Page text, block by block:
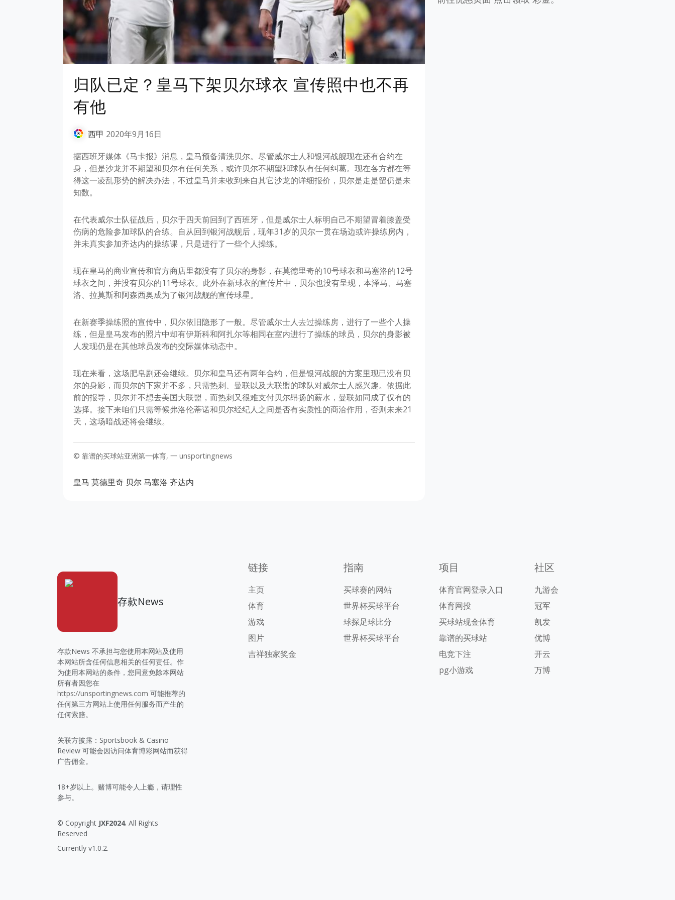
归队已定？皇马下架贝尔球衣 宣传照中也不再
有他
西甲 2020年9月16日
据西班牙媒体《马卡报》消息，皇马预备清洗贝尔。尽管威尔士人和银河战舰现在还有合约在
身，但是沙龙并不期望和贝尔有任何关系，或许贝尔不期望和球队有任何纠葛。现在各方都在等
得这一凌乱形势的解决办法，不过皇马并未收到来自其它沙龙的详细报价，贝尔是走是留仍是未
知数。
在代表威尔士队征战后，贝尔于四天前回到了西班牙，但是威尔士人标明自己不期望冒着膝盖受
伤病的危险参加球队的合练。自从回到银河战舰后，现年31岁的贝尔一贯在场边或许操练房内，
并未真实参加齐达内的操练课，只是进行了一些个人操练。
现在皇马的商业宣传和官方商店里都没有了贝尔的身影，在莫德里奇的10号球衣和马塞洛的12号
球衣之间，并没有贝尔的11号球衣。此外在新球衣的宣传片中，贝尔也没有呈现，本泽马、马塞
洛、拉莫斯和阿森西奥成为了银河战舰的宣传球星。
在新赛季操练照的宣传中，贝尔依旧隐形了一般。尽管威尔士人去过操练房，进行了一些个人操
练，但是皇马发布的照片中却有伊斯科和阿扎尔等相同在室内进行了操练的球员，贝尔的身影被
人发现仍是在其他球员发布的交际媒体动态中。
现在来看，这场肥皂剧还会继续。贝尔和皇马还有两年合约，但是银河战舰的方案里现已没有贝
尔的身影，而贝尔的下家并不多，只需热刺、曼联以及大联盟的球队对威尔士人感兴趣。依据此
前的报导，贝尔并不想去美国大联盟，而热刺又很难支付贝尔昂扬的薪水，曼联如同成了仅有的
选择。接下来咱们只需等候弗洛伦蒂诺和贝尔经纪人之间是否有实质性的商洽作用，否则未来21
天，这场暗战还将会继续。
© 靠谱的买球站亚洲第一体育, 一 unsportingnews
皇马 莫德里奇 贝尔马塞洛 齐达内
存款News
存款News 不承担与您使用本网站及使用
本网站所含任何信息相关的任何责任。作
为使用本网站的条件，您同意免除本网站
所有者因您在
https://unsportingnews.com 可能推荐的
任何第三方网站上使用任何服务而产生的
任何索赔。
关联方披露：Sportsbook & Casino
Review 可能会因访问体育博彩网站而获得
广告佣金。
18+岁以上。赌博可能令人上瘾，请理性
参与。
© Copyright JXF2024. All Rights
Reserved
Currently v1.0.2.
链接
主页
体育
游戏
图片
吉祥独家奖金
指南
买球赛的网站
世界杯买球平台
球探足球比分
世界杯买球平台
项目
体育官网登录入口
体育网投
买球站现金体育
靠谱的买球站
电竞下注
pg小游戏
社区
九游会
冠军
凯发
优博
开云
万博